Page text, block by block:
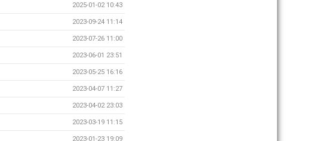
2025-01-02 10:43
2023-09-24 11:14
2023-07-26 11:00
2023-06-01 23:51
2023-05-25 16:16
2023-04-07 11:27
2023-04-02 23:03
2023-03-19 11:15
2023-01-23 19:09